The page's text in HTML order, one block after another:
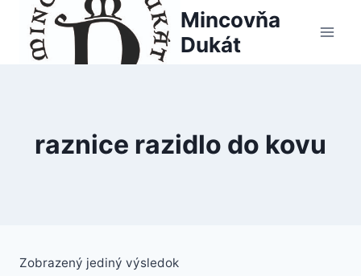
content
Mincovňa
Dukát
raznice razidlo do kovu
Zobrazený jediný výsledok